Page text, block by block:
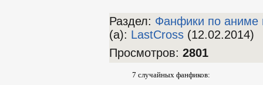
Раздел: Фанфики по аниме
(а): LastCross (12.02.2014)
Просмотров: 2801
7 случайных фанфиков: